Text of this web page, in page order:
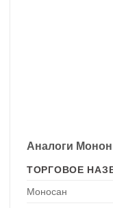
Аналоги
ТОРГОВОЕ
Моносан